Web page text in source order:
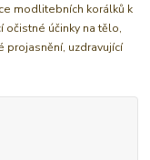
modlitebních korálků k
očistné účinky na tělo,
projasnění, uzdravující